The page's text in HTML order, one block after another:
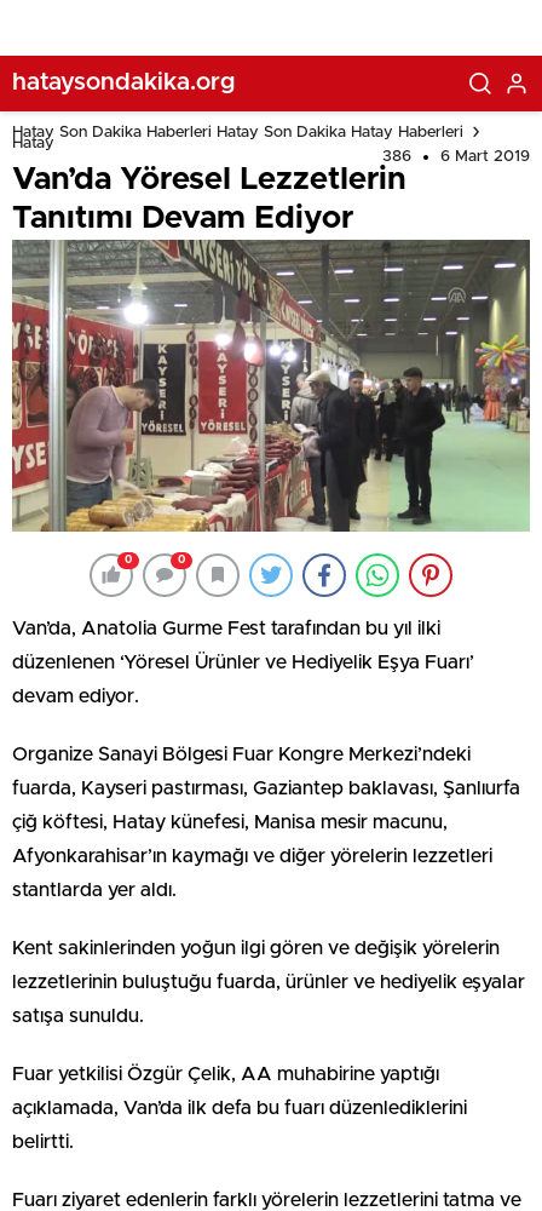
hataysondakika.org
Hatay Son Dakika Haberleri Hatay Son Dakika Hatay Haberleri
Hatay
386
6 Mart 2019
Van’da Yöresel Lezzetlerin
Tanıtımı Devam Ediyor
0 0
Van’da, Anatolia Gurme Fest tarafından bu yıl ilki
düzenlenen ‘Yöresel Ürünler ve Hediyelik Eşya Fuarı’
devam ediyor.
Organize Sanayi Bölgesi Fuar Kongre Merkezi’ndeki
fuarda, Kayseri pastırması, Gaziantep baklavası, Şanlıurfa
çiğ köftesi, Hatay künefesi, Manisa mesir macunu,
Afyonkarahisar’ın kaymağı ve diğer yörelerin lezzetleri
stantlarda yer aldı.
Kent sakinlerinden yoğun ilgi gören ve değişik yörelerin
lezzetlerinin buluştuğu fuarda, ürünler ve hediyelik eşyalar
satışa sunuldu.
Fuar yetkilisi Özgür Çelik, AA muhabirine yaptığı
açıklamada, Van’da ilk defa bu fuarı düzenlediklerini
belirtti.
Fuarı ziyaret edenlerin farklı yörelerin lezzetlerini tatma ve